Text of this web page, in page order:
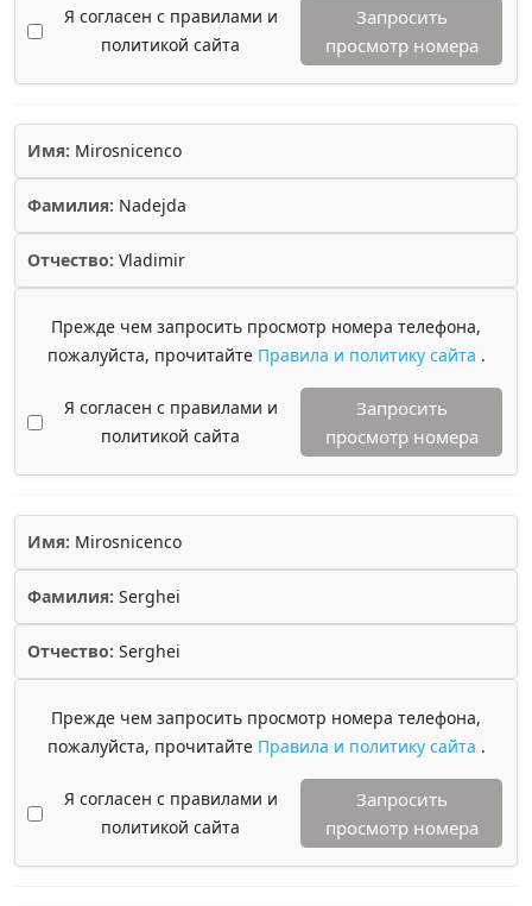
Я согласен с правилами и
политикой сайта
Запросить
просмотр номера
Имя: Mirosnicenco
Фамилия: Nadejda
Отчество: Vladimir
Прежде чем запросить просмотр номера телефона,
пожалуйста, прочитайте Правила и политику сайта .
Я согласен с правилами и
политикой сайта
Запросить
просмотр номера
Имя: Mirosnicenco
Фамилия: Serghei
Отчество: Serghei
Прежде чем запросить просмотр номера телефона,
пожалуйста, прочитайте Правила и политику сайта .
Я согласен с правилами и
политикой сайта
Запросить
просмотр номера